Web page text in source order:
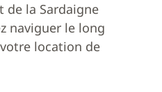
de la Sardaigne
naviguer le long
votre location de